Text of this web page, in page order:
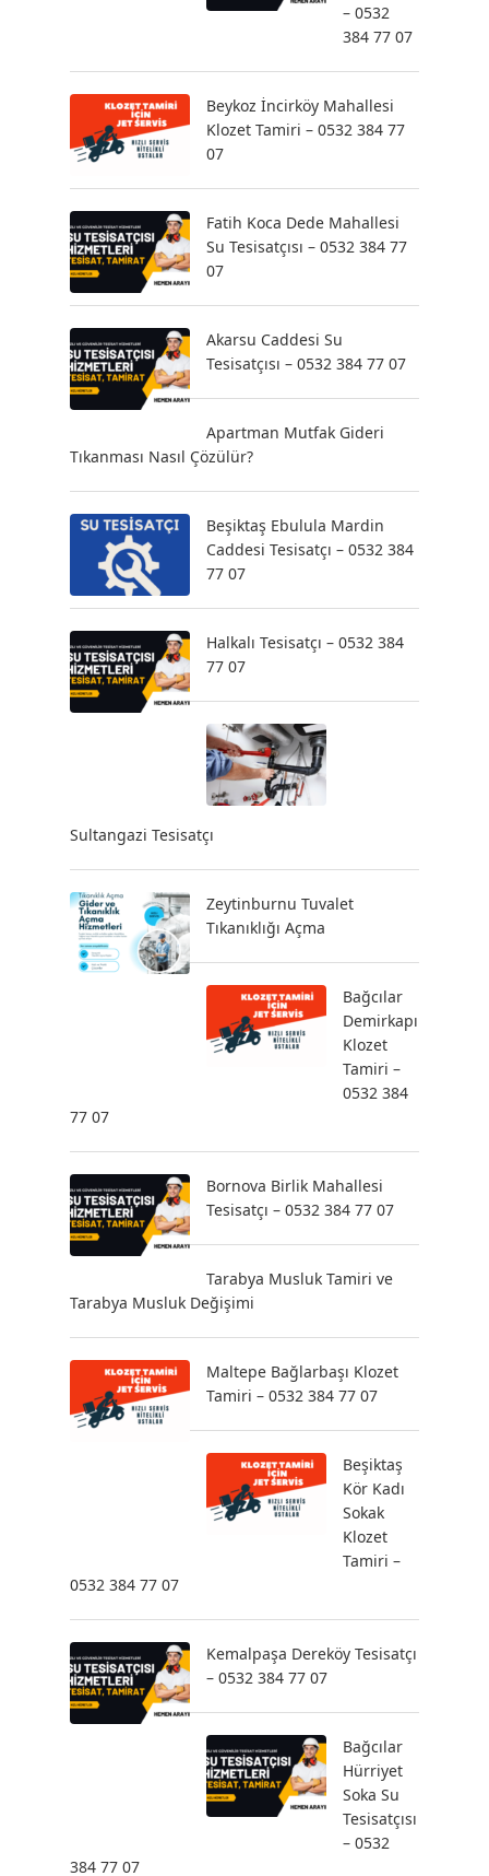
– 0532
384 77 07
Beykoz İncirköy Mahallesi
Klozet Tamiri – 0532 384 77
07
Fatih Koca Dede Mahallesi
Su Tesisatçısı – 0532 384 77
07
Akarsu Caddesi Su
Tesisatçısı – 0532 384 77 07
Apartman Mutfak Gideri
Tıkanması Nasıl Çözülür?
Beşiktaş Ebulula Mardin
Caddesi Tesisatçı – 0532 384
77 07
Halkalı Tesisatçı – 0532 384
77 07
Sultangazi Tesisatçı
Zeytinburnu Tuvalet
Tıkanıklığı Açma
Bağcılar
Demirkapı
Klozet
Tamiri –
0532 384
77 07
Bornova Birlik Mahallesi
Tesisatçı – 0532 384 77 07
Tarabya Musluk Tamiri ve
Tarabya Musluk Değişimi
Maltepe Bağlarbaşı Klozet
Tamiri – 0532 384 77 07
Beşiktaş
Kör Kadı
Sokak
Klozet
Tamiri –
0532 384 77 07
Kemalpaşa Dereköy Tesisatçı
– 0532 384 77 07
Bağcılar
Hürriyet
Soka Su
Tesisatçısı
– 0532
384 77 07